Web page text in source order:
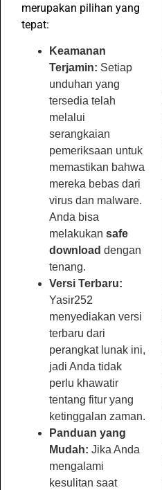
merupakan pilihan yang
tepat:
Keamanan
Terjamin: Setiap
unduhan yang
tersedia telah
melalui
serangkaian
pemeriksaan untuk
memastikan bahwa
mereka bebas dari
virus dan malware.
Anda bisa
melakukan safe
download dengan
tenang.
Versi Terbaru:
Yasir252
menyediakan versi
terbaru dari
perangkat lunak ini,
jadi Anda tidak
perlu khawatir
tentang fitur yang
ketinggalan zaman.
Panduan yang
Mudah: Jika Anda
mengalami
kesulitan saat